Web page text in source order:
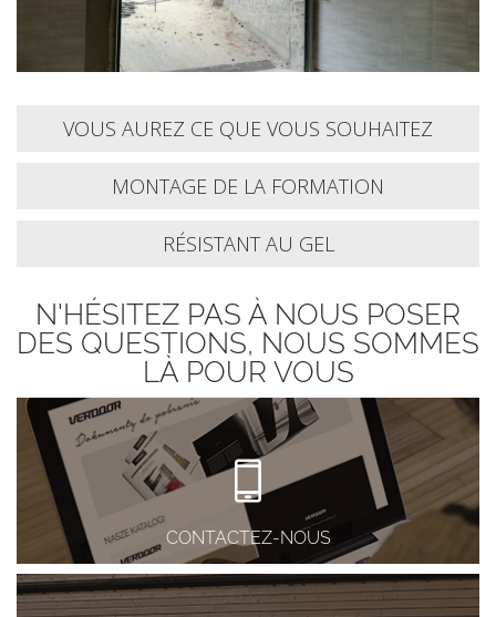
VOUS AUREZ CE QUE VOUS SOUHAITEZ
MONTAGE DE LA FORMATION
RÉSISTANT AU GEL
N'HÉSITEZ PAS À NOUS POSER
DES QUESTIONS, NOUS SOMMES
LÀ POUR VOUS
CONTACTEZ-NOUS